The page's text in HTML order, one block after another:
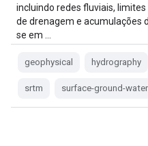
incluindo redes fluviais,
de drenagem e acumulações
se em …
geophysical hydrography
srtm surface-ground-water